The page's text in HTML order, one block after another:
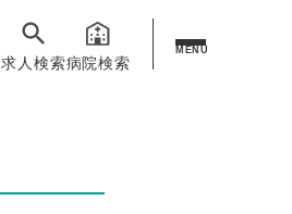
求人検索病院検索
MENU